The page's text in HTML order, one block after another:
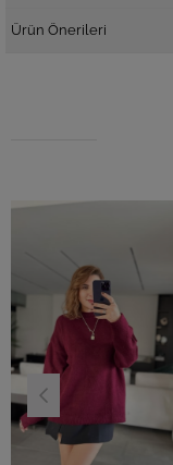
Ürün Önerileri
%40İndirim